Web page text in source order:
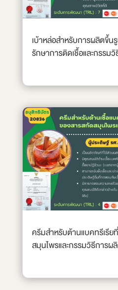
เบ้าหล่อสำหรับการผลิตขึ้น
รักษาการติดเชื้อและกรรม
ครีมสำหรับต้านแบคทรีเรี
สมุนไพรและกรรมวิธีการผ